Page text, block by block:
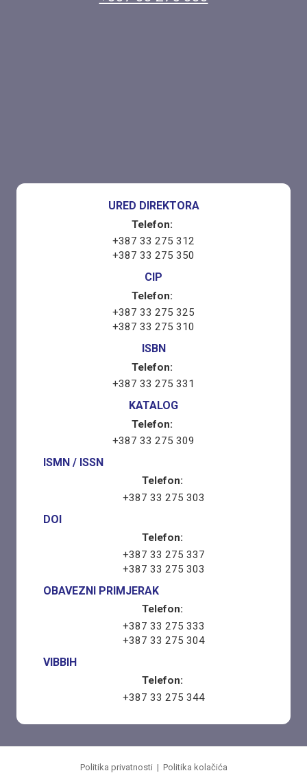
URED DIREKTORA
Telefon:
+387 33 275 312
+387 33 275 350
CIP
Telefon:
+387 33 275 325
+387 33 275 310
ISBN
Telefon:
+387 33 275 331
KATALOG
Telefon:
+387 33 275 309
ISMN / ISSN
Telefon:
+387 33 275 303
DOI
Telefon:
+387 33 275 337
+387 33 275 303
OBAVEZNI PRIMJERAK
Telefon:
+387 33 275 333
+387 33 275 304
VIBBIH
Telefon:
+387 33 275 344
Politika privatnosti | Politika kolačića